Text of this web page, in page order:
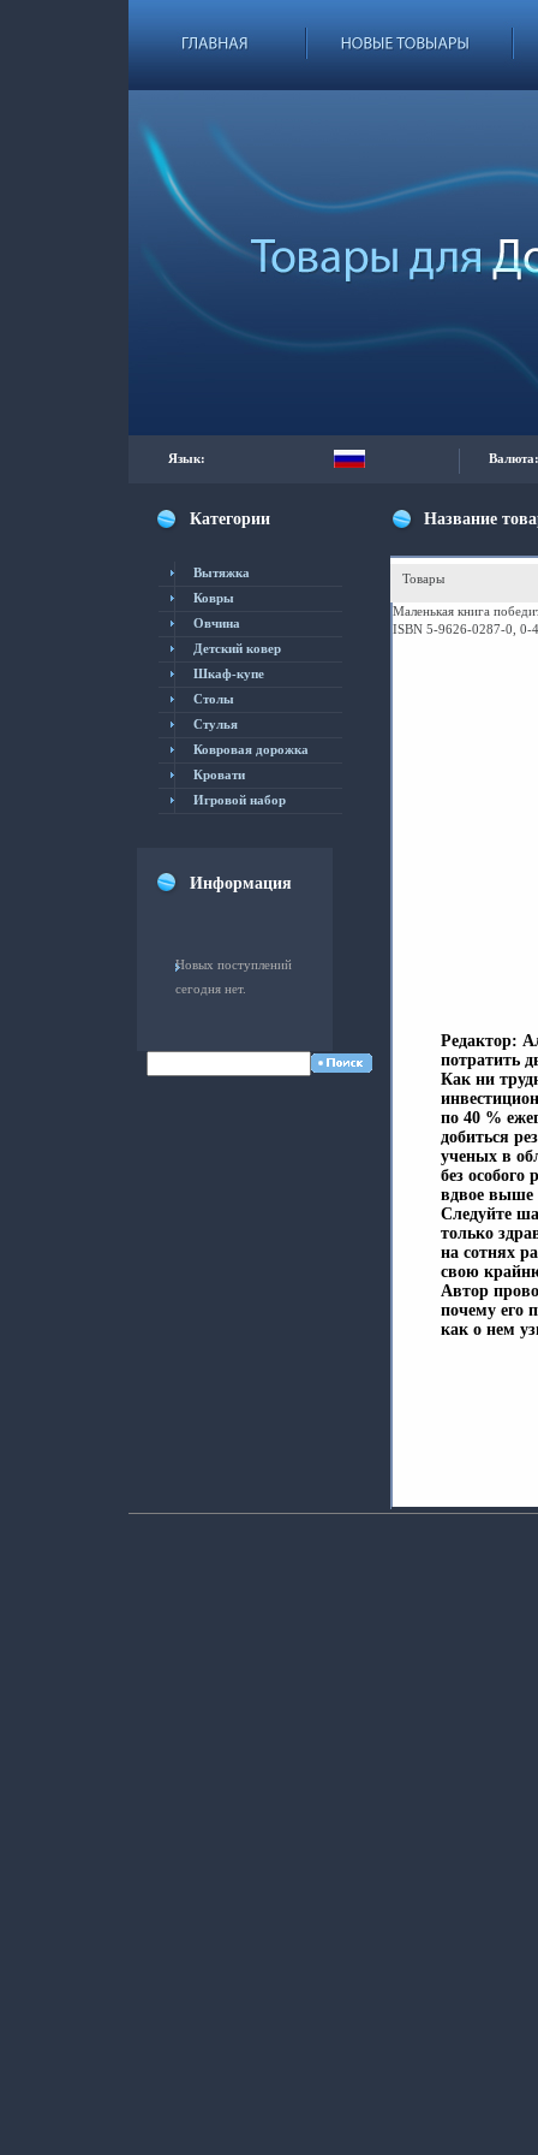
Язык: Валюта:
Категории
Вытяжка
Ковры
Овчина
Детский ковер
Шкаф-купе
Столы
Cтулья
Ковровая дорожка
Кровати
Игровой набор
Информация
Новых поступлений
сегодня нет.
Название
Товары
Маленькая книга
ISBN 5-9626-0287-0,
Редактор:
потратить
Как ни
по 40 %
добиться
ученых в
без
вдвое выше
Следуйте
только
на сотнях
свою
Автор
почему его
как о нем